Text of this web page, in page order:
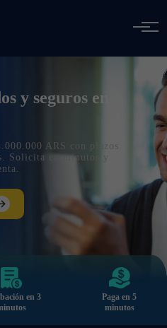
y seguros en
ARS con plazos
Solicita en minutos y
en 3
Paga en 5
minutos